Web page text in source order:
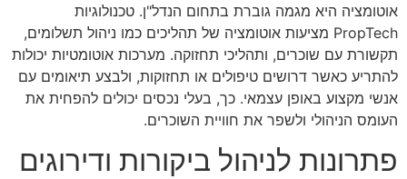
אוטומציה היא מגמה גוברת בתחום הנדל"ן. טכנולוגיות
PropTech מציעות אוטומציה של תהליכים כמו ניהול תשלומים,
תקשורת עם שוכרים, ותהליכי תחזוקה. מערכות אוטומטיות יכולות
להתריע כאשר דרושים טיפולים או תחזוקות, ולבצע תיאומים עם
אנשי מקצוע באופן עצמאי. כך, בעלי נכסים יכולים להפחית את
העומס הניהולי ולשפר את חוויית השוכרים.
פתרונות לניהול ביקורות ודירוגים